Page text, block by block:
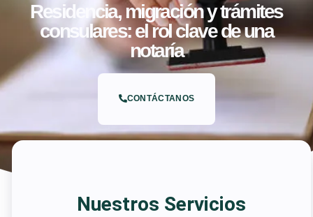
Residencia, migración y trámites
consulares: el rol clave de una
notaría
CONTÁCTANOS
Nuestros Servicios